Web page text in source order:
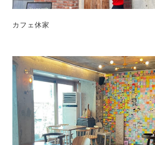
カフェ休家